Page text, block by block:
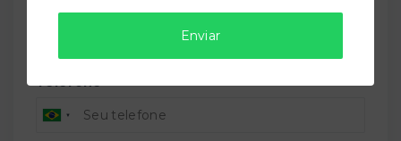
Nome
Telefone
Enviar